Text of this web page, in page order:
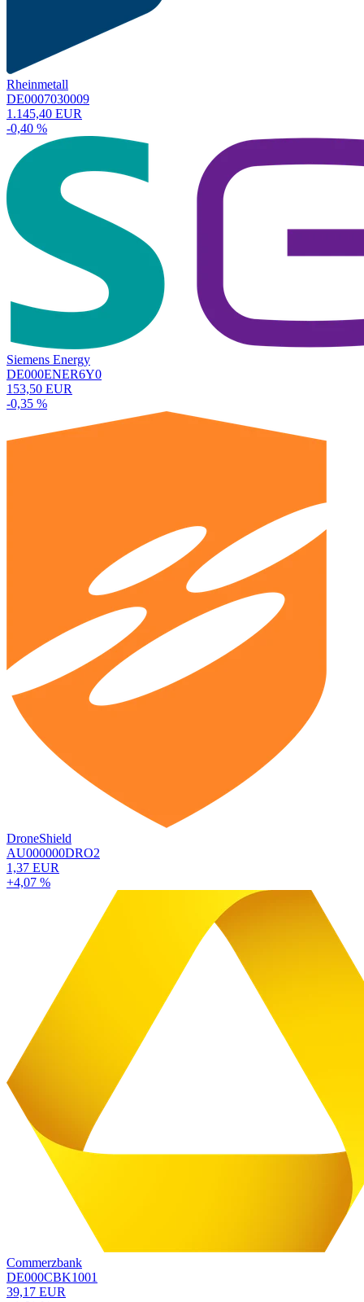
Rheinmetall
DE0007030009
1.145,40 EUR
-0,40 %
Siemens Energy
DE000ENER6Y0
153,50 EUR
-0,35 %
DroneShield
AU000000DRO2
1,37 EUR
+4,07 %
Commerzbank
DE000CBK1001
39,17 EUR